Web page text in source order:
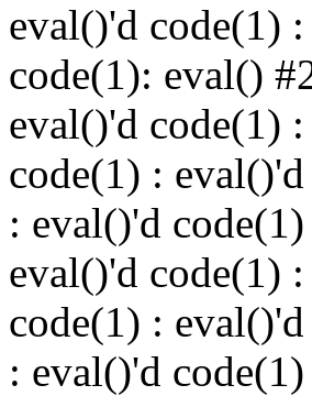
eval()'d code(1)
code(1): eval()
eval()'d code(1)
code(1) :
: eval()'d
eval()'d code(1)
code(1) :
: eval()'d